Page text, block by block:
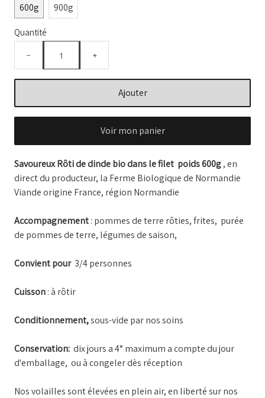
Marché frais Livré à la maison
Français▼
600g
900g
Quantité
− +
Ajouter
Voir mon panier
Savoureux Rôti de dinde bio dans le filet poids 600g, en
direct du producteur, la Ferme Biologique de Normandie
Viande origine France, région Normandie
Accompagnement: pommes de terre rôties, frites, purée
de pommes de terre, légumes de saison,
Convient pour 3/4 personnes
Cuisson: à rôtir
Conditionnement,sous-vide par nos soins
Conservation: dix jours a 4° maximum a compte du jour
d'emballage, ou à congeler dès réception
Nos volailles sont élevées en plein air, en liberté sur nos